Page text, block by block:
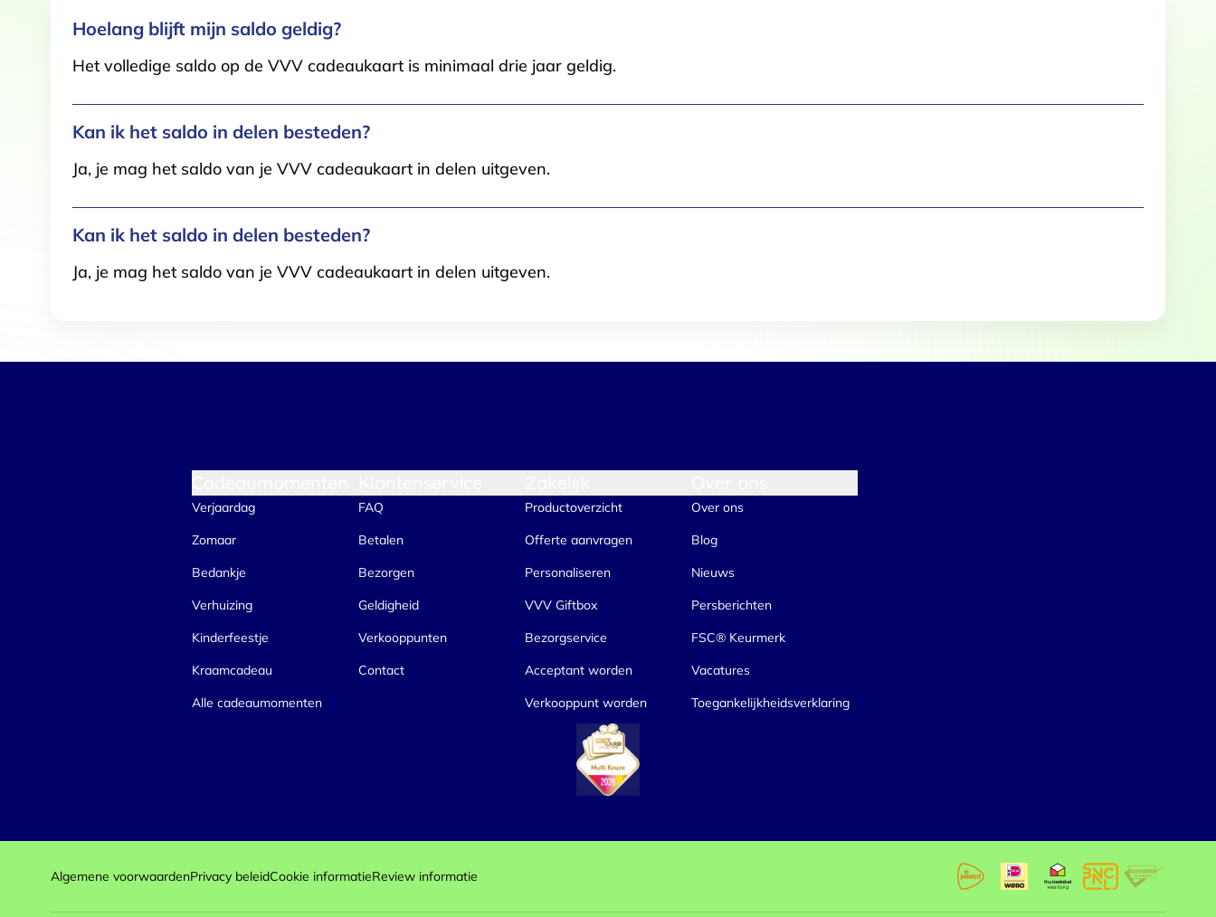
Functioneel / Noodzakelijk
Hoelang blijft mijn saldo geldig?
Het volledige saldo op de VVV cadeaukaart is minimaal drie jaar geldig.
Kan ik het saldo in delen besteden?
Ja, je mag het saldo van je VVV cadeaukaart in delen uitgeven.
Kan ik het saldo in delen besteden?
Ja, je mag het saldo van je VVV cadeaukaart in delen uitgeven.
Verjaardag
Zomaar
Bedankje
Verhuizing
Kinderfeestje
Kraamcadeau
Alle cadeaumomenten
FAQ
Betalen
Bezorgen
Geldigheid
Verkooppunten
Contact
Productoverzicht
Offerte aanvragen
Personaliseren
VVV Giftbox
Bezorgservice
Acceptant worden
Verkooppunt worden
Over ons
Blog
Nieuws
Persberichten
FSC® Keurmerk
Vacatures
Toegankelijkheidsverklaring
Algemene voorwaardenPrivacy beleidCookie informatieReview informatie